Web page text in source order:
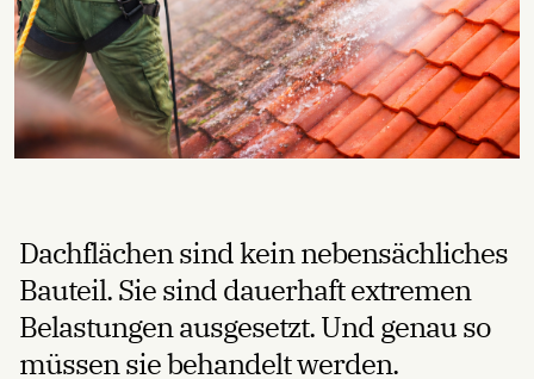
Dachflächen sind kein nebensächliches
Bauteil. Sie sind dauerhaft extremen
Belastungen ausgesetzt. Und genau so
müssen sie behandelt werden.